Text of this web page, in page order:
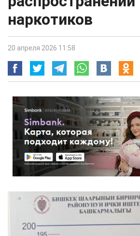
наркотиков
20 апреля 2026 11:58